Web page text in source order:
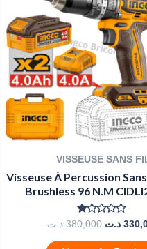
VISSEUSE SANS
Visseuse À Percussion
Brushless 96 N.m
Note
Sur
380,000 د.ت د.ت